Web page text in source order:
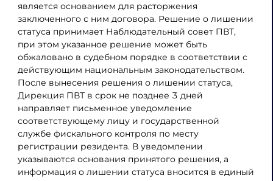
является основанием для расторжения
заключенного с ним договора. Решение о лишении
статуса принимает Наблюдательный совет ПВТ,
при этом указанное решение может быть
обжаловано в судебном порядке в соответствии с
действующим национальным законодательством.
После вынесения решения о лишении статуса,
Дирекция ПВТ в срок не позднее 3 дней
направляет письменное уведомление
соответствующему лицу и государственной
службе фискального контроля по месту
регистрации резидента. В уведомлении
указываются основания принятого решения, а
информация о лишении статуса вносится в единый